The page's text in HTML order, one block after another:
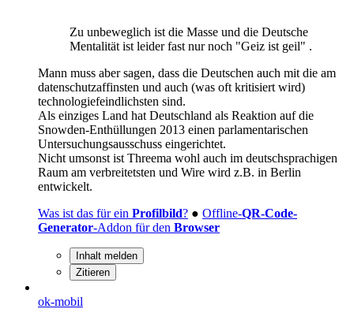
Zu unbeweglich ist die Masse und die Deutsche
Mentalität ist leider fast nur noch "Geiz ist geil" .
Mann muss aber sagen, dass die Deutschen auch mit die am
datenschutzaffinsten und auch (was oft kritisiert wird)
technologiefeindlichsten sind.
Als einziges Land hat Deutschland als Reaktion auf die
Snowden-Enthüllungen 2013 einen parlamentarischen
Untersuchungsausschuss eingerichtet.
Nicht umsonst ist Threema wohl auch im deutschsprachigen
Raum am verbreitetsten und Wire wird z.B. in Berlin
entwickelt.
Was ist das für ein Profilbild? ● Offline-QR-Code-
Generator-Addon für den Browser
Inhalt melden
Zitieren
ok-mobil